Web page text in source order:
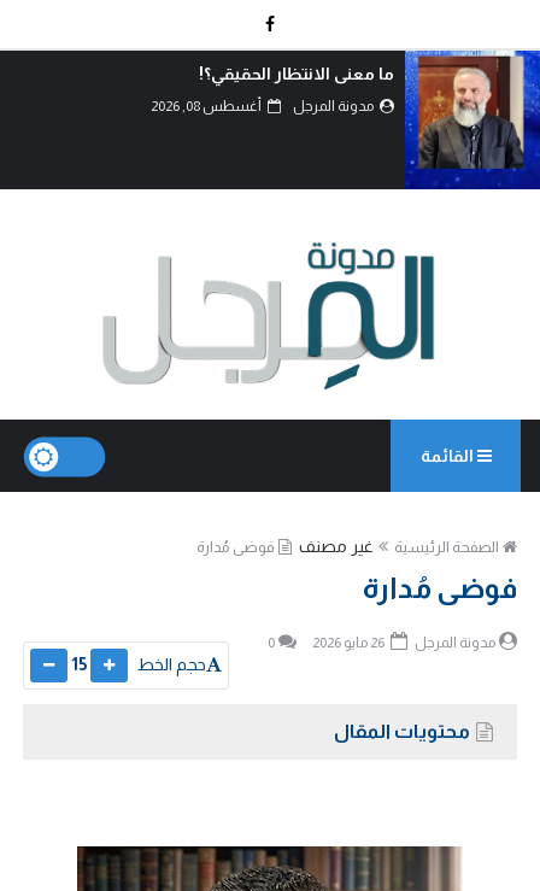
اتفاق الدفاع المشترك… قراءة في تحولات موازين
القوى.
القائمة
الصفحة الرئيسية غير مصنف فوضى مُدارة
فوضى مُدارة
مدونة المرجل 0
حجم الخط 15
محتويات المقال